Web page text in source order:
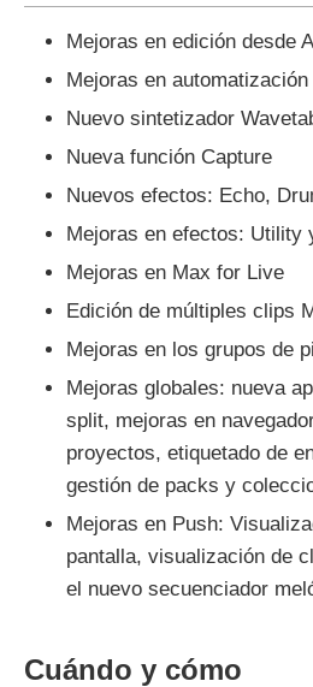
Mejoras en edición desde
Mejoras en automatización
Nuevo sintetizador
Nueva función Capture
Nuevos efectos: Echo,
Mejoras en efectos: Utility
Mejoras en Max for Live
Edición de múltiples clips
Mejoras en los grupos de
Mejoras globales: nueva
split, mejoras en
proyectos, etiquetado de
gestión de packs y
Mejoras en Push:
pantalla, visualización de
el nuevo secuenciador
Cuándo y cómo